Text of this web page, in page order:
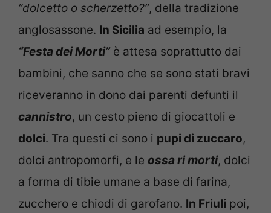
“dolcetto o scherzetto?”, della tradizione
anglosassone. In Sicilia ad esempio, la
“Festa dei Morti” è attesa soprattutto dai
bambini, che sanno che se sono stati bravi
riceveranno in dono dai parenti defunti il
cannistro, un cesto pieno di giocattoli e
dolci. Tra questi ci sono i pupi di zuccaro,
dolci antropomorfi, e le ossa ri morti, dolci
a forma di tibie umane a base di farina,
zucchero e chiodi di garofano. In Friuli poi,